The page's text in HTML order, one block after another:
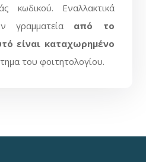
κωδικού. Εναλλακτικά
γραμματεία από το
είναι καταχωρημένο
του φοιτητολογίου.